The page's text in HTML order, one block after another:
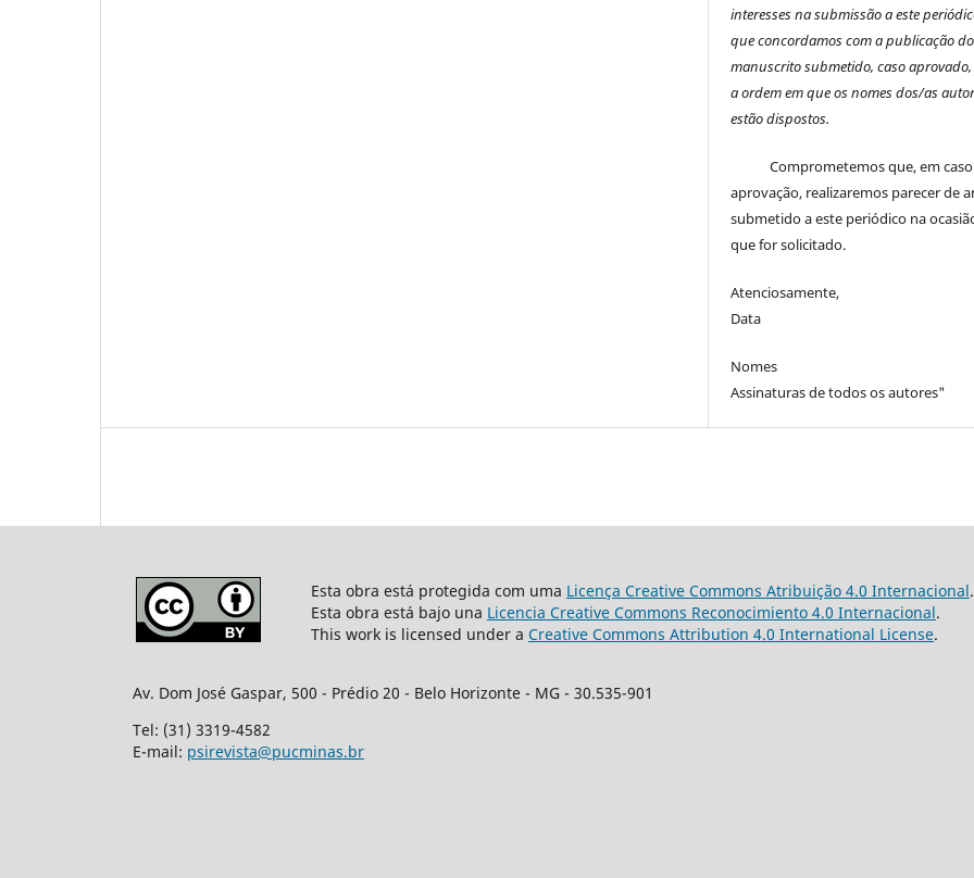
interesses na submissão a este
que concordamos com a publicação do
manuscrito submetido, caso aprovado,
a ordem em que os nomes dos/as
estão dispostos.
Comprometemos que, em caso
aprovação, realizaremos parecer de
submetido a este periódico na
que for solicitado.
Atenciosamente,
Data
Nomes
Assinaturas de todos os autores"
Esta obra está protegida com uma Licença Creative Commons Atribuição 4.0 Internacional.
Esta obra está bajo una Licencia Creative Commons Reconocimiento 4.0 Internacional.
This work is licensed under a Creative Commons Attribution 4.0 International License.
Av. Dom José Gaspar, 500 - Prédio 20 - Belo Horizonte - MG - 30.535-901
Tel: (31) 3319-4582
E-mail: psirevista@pucminas.br